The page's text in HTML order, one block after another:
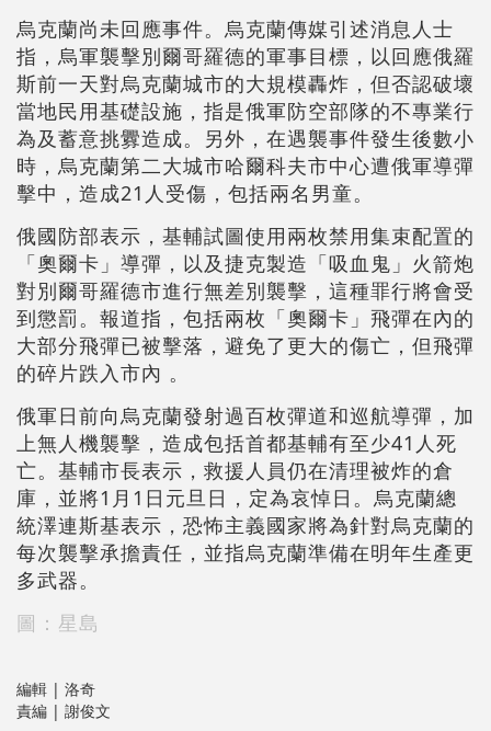
烏克蘭尚未回應事件。烏克蘭傳媒引述消息人士
指，烏軍襲擊別爾哥羅德的軍事目標，以回應俄羅
斯前一天對烏克蘭城市的大規模轟炸，但否認破壞
當地民用基礎設施，指是俄軍防空部隊的不專業行
為及蓄意挑釁造成。另外，在遇襲事件發生後數小
時，烏克蘭第二大城市哈爾科夫市中心遭俄軍導彈
擊中，造成21人受傷，包括兩名男童。
俄國防部表示，基輔試圖使用兩枚禁用集束配置的
「奧爾卡」導彈，以及捷克製造「吸血鬼」火箭炮
對別爾哥羅德市進行無差別襲擊，這種罪行將會受
到懲罰。報道指，包括兩枚「奧爾卡」飛彈在內的
大部分飛彈已被擊落，避免了更大的傷亡，但飛彈
的碎片跌入市內 。
俄軍日前向烏克蘭發射過百枚彈道和巡航導彈，加
上無人機襲擊，造成包括首都基輔有至少41人死
亡。基輔市長表示，救援人員仍在清理被炸的倉
庫，並將1月1日元旦日，定為哀悼日。烏克蘭總
統澤連斯基表示，恐怖主義國家將為針對烏克蘭的
每次襲擊承擔責任，並指烏克蘭準備在明年生產更
多武器。
圖：星島
編輯 | 洛奇
責編 | 謝俊文